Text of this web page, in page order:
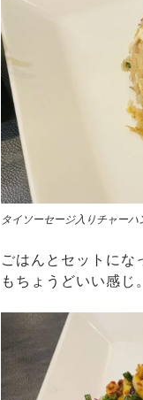
タイソーセージ入りチャーハ
ごはんとセットにな
もちょうどいい感じ。